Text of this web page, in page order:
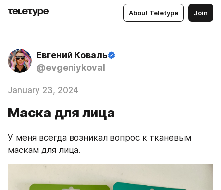
About Teletype Join
Евгений Коваль
@evgeniykoval
January 23, 2024
Маска для лица
У меня всегда возникал вопрос к тканевым
маскам для лица.